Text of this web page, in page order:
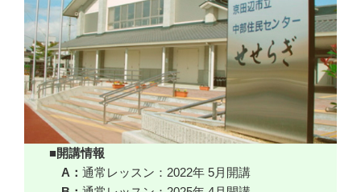
■開講情報
A：通常レッスン：2022年 5月開講